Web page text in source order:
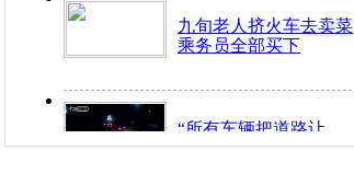
九旬老人挤火车去卖菜
乘务员全部买下
“所有车辆把道路让
开！”儿童突发疾病交